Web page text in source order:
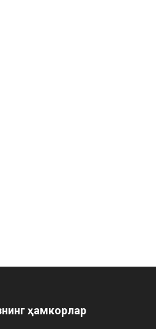
ҳамкорлар